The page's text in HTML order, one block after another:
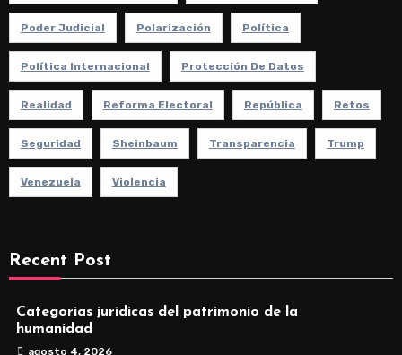
Poder Judicial Polarización Política
Política Internacional Protección De Datos
Realidad Reforma Electoral República Retos
Seguridad Sheinbaum Transparencia Trump
Venezuela Violencia
Recent Post
Categorías jurídicas del patrimonio de la
humanidad
agosto 4, 2026